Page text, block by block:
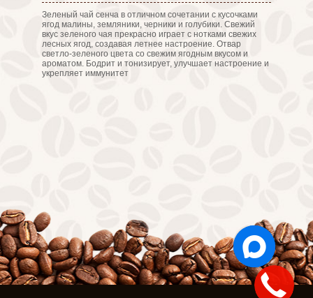
Зеленый чай сенча в отличном сочетании с кусочками
ягод малины, земляники, черники и голубики. Свежий
вкус зеленого чая прекрасно играет с нотками свежих
лесных ягод, создавая летнее настроение. Отвар
светло-зеленого цвета со свежим ягодным вкусом и
ароматом. Бодрит и тонизирует, улучшает настроение и
укрепляет иммунитет